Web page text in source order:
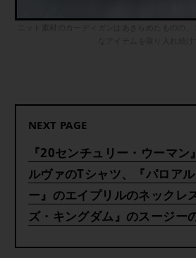
NEXT PAGE
『20センチュリー・ウーマ
ルヴァのTシャツ、『パロア
ー』のエイプリルのネックレ
ズ・キングダム』のスージー